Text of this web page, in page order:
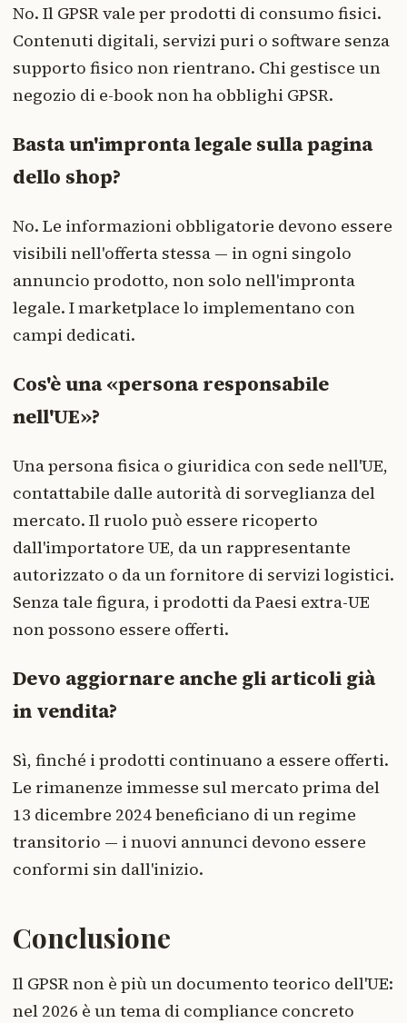
No. Il GPSR vale per prodotti di consumo fisici.
Contenuti digitali, servizi puri o software senza
supporto fisico non rientrano. Chi gestisce un
negozio di e-book non ha obblighi GPSR.
Basta un'impronta legale sulla pagina
dello shop?
No. Le informazioni obbligatorie devono essere
visibili nell'offerta stessa — in ogni singolo
annuncio prodotto, non solo nell'impronta
legale. I marketplace lo implementano con
campi dedicati.
Cos'è una «persona responsabile
nell'UE»?
Una persona fisica o giuridica con sede nell'UE,
contattabile dalle autorità di sorveglianza del
mercato. Il ruolo può essere ricoperto
dall'importatore UE, da un rappresentante
autorizzato o da un fornitore di servizi logistici.
Senza tale figura, i prodotti da Paesi extra-UE
non possono essere offerti.
Devo aggiornare anche gli articoli già
in vendita?
Sì, finché i prodotti continuano a essere offerti.
Le rimanenze immesse sul mercato prima del
13 dicembre 2024 beneficiano di un regime
transitorio — i nuovi annunci devono essere
conformi sin dall'inizio.
Conclusione
Il GPSR non è più un documento teorico dell'UE:
nel 2026 è un tema di compliance concreto